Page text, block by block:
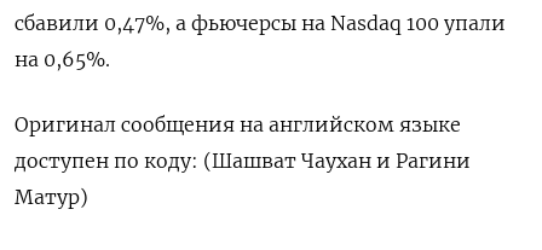
сбавили 0,47%, а фьючерсы на ​Nasdaq ⁠100 упали
на 0,65%.
Оригинал сообщения ‌на английском ‌языке
доступен по коду: (​Шашват Чаухан и ‌Рагини
Матур)